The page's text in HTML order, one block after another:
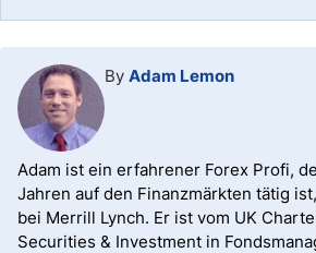
By Adam Lemon
Adam ist ein erfahrener Forex Profi,
Jahren auf den Finanzmärkten tätig
bei Merrill Lynch. Er ist vom UK
Securities & Investment in